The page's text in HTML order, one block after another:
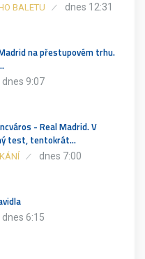
BALETU dnes 12:31
na přestupovém trhu.
dnes 9:07
- Real Madrid. V
test, tentokrát…
dnes 7:00
dnes 6:15